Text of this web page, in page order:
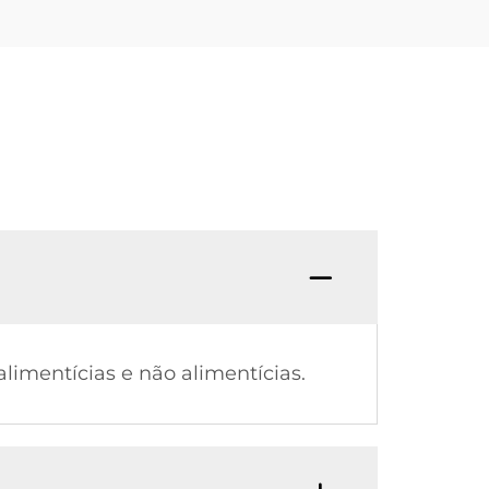
e não alimentícias.